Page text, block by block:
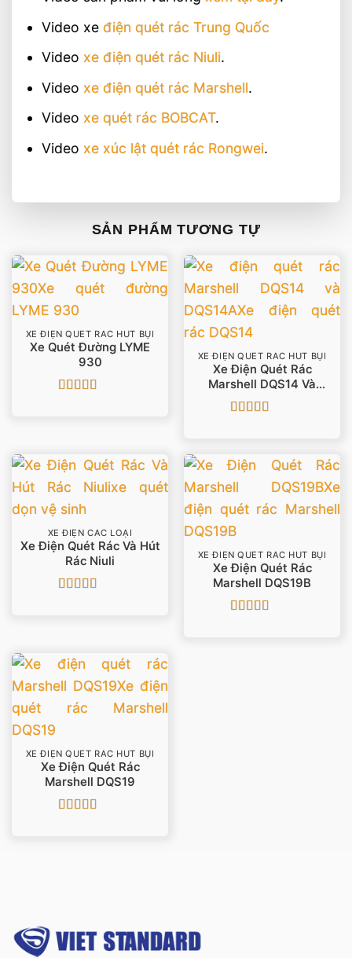
Video xe điện quét rác Trung Quốc
Video xe điện quét rác Niuli.
Video xe điện quét rác Marshell.
Video xe quét rác BOBCAT.
Video xe xúc lật quét rác Rongwei.
SẢN PHẨM TƯƠNG TỰ
XE ĐIỆN QUÉT RÁC HÚT BỤI
Xe Quét Đường LYME
930
XE ĐIỆN QUÉT RÁC HÚT BỤI
Xe Điện Quét Rác
Marshell DQS14 Và
DQS14A
XE ĐIỆN CÁC LOẠI
Xe Điện Quét Rác Và Hút
Rác Niuli
XE ĐIỆN QUÉT RÁC HÚT BỤI
Xe Điện Quét Rác
Marshell DQS19B
XE ĐIỆN QUÉT RÁC HÚT BỤI
Xe Điện Quét Rác
Marshell DQS19